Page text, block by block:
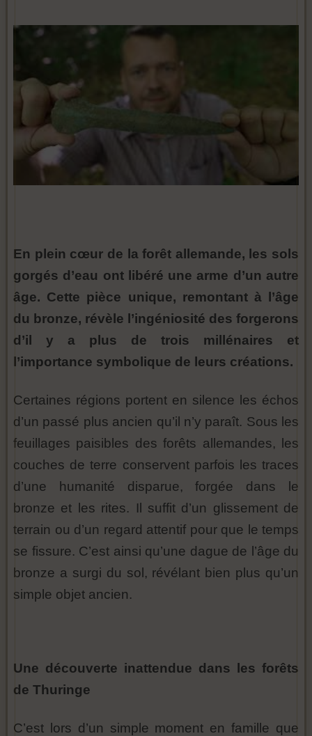
En plein cœur de la forêt allemande, les sols
gorgés d’eau ont libéré une arme d’un autre
âge. Cette pièce unique, remontant à l’âge
du bronze, révèle l’ingéniosité des forgerons
d’il y a plus de trois millénaires et
l’importance symbolique de leurs créations.
Certaines régions portent en silence les échos
d’un passé plus ancien qu’il n’y paraît. Sous les
feuillages paisibles des forêts allemandes, les
couches de terre conservent parfois les traces
d’une humanité disparue, forgée dans le
bronze et les rites. Il suffit d’un glissement de
terrain ou d’un regard attentif pour que le temps
se fissure. C’est ainsi qu’une dague de l’âge du
bronze a surgi du sol, révélant bien plus qu’un
simple objet ancien.
Une découverte inattendue dans les forêts
de Thuringe
C’est lors d’un simple moment en famille que